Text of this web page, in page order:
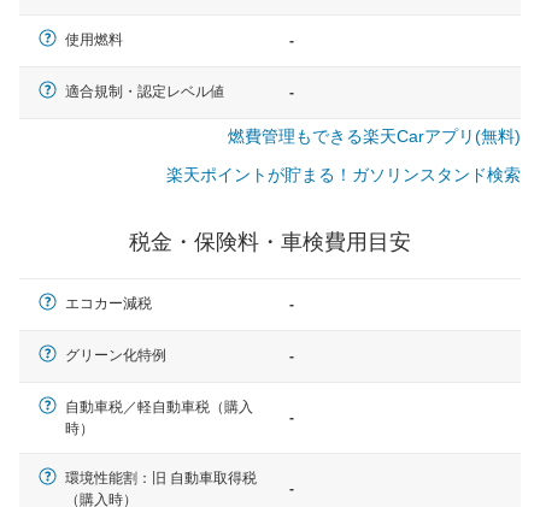
使用燃料 -
適合規制・認定レベル値 -
燃費管理もできる楽天Carアプリ(無料)
楽天ポイントが貯まる！ガソリンスタンド検索
税金・保険料・車検費用目安
エコカー減税 -
グリーン化特例 -
自動車税／軽自動車税（購入
時）
-
環境性能割：旧 自動車取得税
（購入時）
-